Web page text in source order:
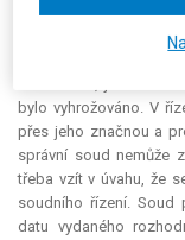
Stěžovatel tvrdí, že
zaměstnání na Úřadu
bylo vyhrožováno. V
přes jeho značnou a
správní soud nemůže
třeba vzít v úvahu, že
soudního řízení. Soud
datu vydaného